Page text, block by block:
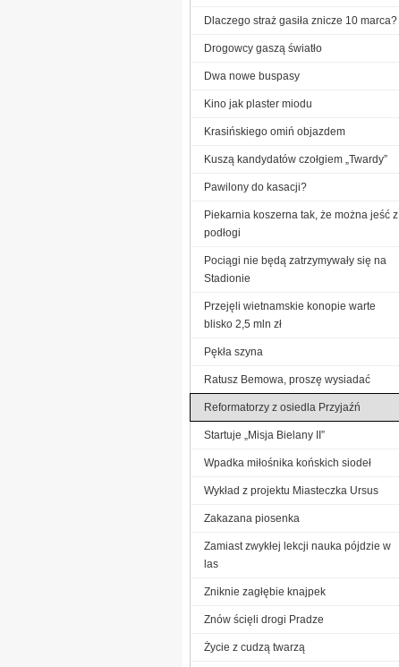
Dlaczego straż gasiła znicze 10 marca?
Drogowcy gaszą światło
Dwa nowe buspasy
Kino jak plaster miodu
Krasińskiego omiń objazdem
Kuszą kandydatów czołgiem „Twardy”
Pawilony do kasacji?
Piekarnia koszerna tak, że można jeść z
podłogi
Pociągi nie będą zatrzymywały się na
Stadionie
Przejęli wietnamskie konopie warte
blisko 2,5 mln zł
Pękła szyna
Ratusz Bemowa, proszę wysiadać
Reformatorzy z osiedla Przyjaźń
Startuje „Misja Bielany II”
Wpadka miłośnika końskich siodeł
Wykład z projektu Miasteczka Ursus
Zakazana piosenka
Zamiast zwykłej lekcji nauka pójdzie w
las
Zniknie zagłębie knajpek
Znów ścięli drogi Pradze
Życie z cudzą twarzą